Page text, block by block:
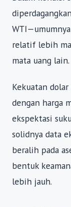
relatif lebih
mata uang lain.
Kekuatan
dengan harga
ekspektasi
solidnya data
beralih pada
bentuk
lebih jauh.